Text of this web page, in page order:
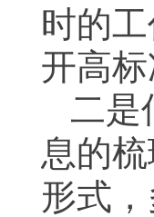
时的
开高
二是
息的
形式